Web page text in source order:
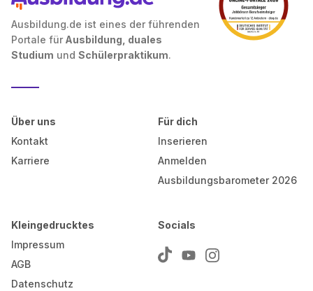
Ausbildung.de ist eines der führenden
Portale für Ausbildung, duales
Studium und Schülerpraktikum.
Über uns
Kontakt
Karriere
Für dich
Inserieren
Anmelden
Ausbildungsbarometer 2026
Kleingedrucktes
Impressum
AGB
Datenschutz
Socials